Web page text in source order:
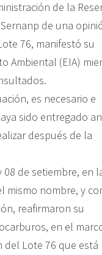
de la
de una
76, manifestó su
Ambiental (EIA)
es necesario e
sido entregado
después de la
08 de setiembre, en
mismo nombre, y
reafirmaron su
en el
Lote 76 que está